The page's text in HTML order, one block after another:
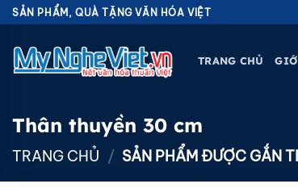
Bỏ
qua
nội
dung
SẢN PHẨM, QUÀ TẶNG VĂN HÓA VIỆT
TRANG CHỦ
Thân thuyền 30 cm
TRANG CHỦ / SẢN PHẨM ĐƯỢC GẮN